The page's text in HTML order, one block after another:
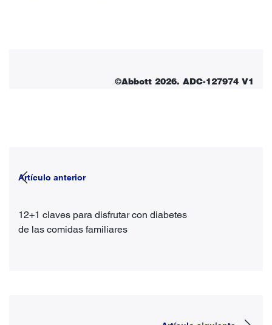
©Abbott 2026. ADC-127974 V1
Artículo anterior
12+1 claves para disfrutar con diabetes
de las comidas familiares